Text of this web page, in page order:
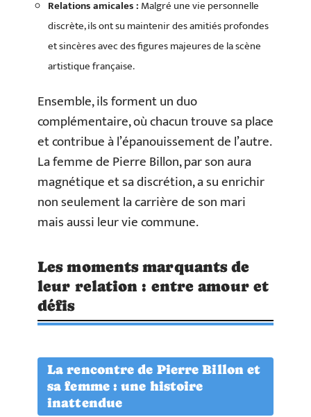
Relations amicales : Malgré une vie personnelle
discrète, ils ont su maintenir des amitiés profondes
et sincères avec des figures majeures de la scène
artistique française.
Ensemble, ils forment un duo
complémentaire, où chacun trouve sa place
et contribue à l’épanouissement de l’autre.
La femme de Pierre Billon, par son aura
magnétique et sa discrétion, a su enrichir
non seulement la carrière de son mari
mais aussi leur vie commune.
Les moments marquants de
leur relation : entre amour et
défis
La rencontre de Pierre Billon et
sa femme : une histoire
inattendue